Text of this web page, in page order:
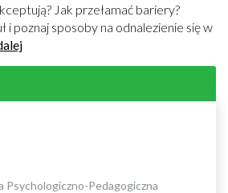
Jak przełamać bariery?
i poznaj sposoby na odnalezienie się w
Psychologiczno-Pedagogiczna